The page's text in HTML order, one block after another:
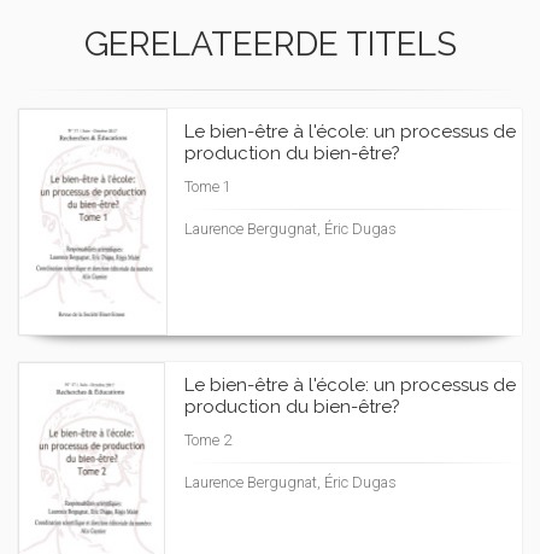
GERELATEERDE TITELS
Le bien-être à l'école: un processus de
production du bien-être?
Tome 1
Laurence Bergugnat, Éric Dugas
Le bien-être à l'école: un processus de
production du bien-être?
Tome 2
Laurence Bergugnat, Éric Dugas